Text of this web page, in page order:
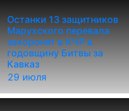
29 июля
Останки 13 защитников
Марухского перевала
захоронят в КЧР в
годовщину Битвы за
Кавказ